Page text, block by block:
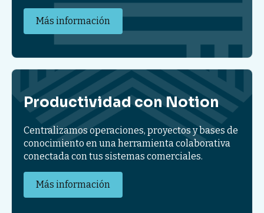
Más información
Productividad con Notion
Centralizamos operaciones, proyectos y bases de
conocimiento en una herramienta colaborativa
conectada con tus sistemas comerciales.
Más información